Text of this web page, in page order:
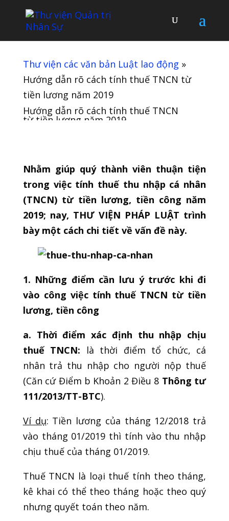
Thư viện các văn bản Luật lao động »
Hướng dẫn rõ cách tính thuế TNCN từ
tiền lương năm 2019
Hướng dẫn rõ cách tính thuế TNCN
từ tiền lương năm 2019
Nhằm giúp quý thành viên thuận tiện
trong việc tính thuế thu nhập cá nhân
(TNCN) từ tiền lương, tiền công năm
2019; nay, THƯ VIỆN PHÁP LUẬT trình
bày một cách chi tiết về vấn đề này.
1. Những điểm cần lưu ý trước khi đi
vào công việc tính thuế TNCN từ tiền
lương, tiền công
a. Thời điểm xác định thu nhập chịu
thuế TNCN: là thời điểm tổ chức, cá
nhân trả thu nhập cho người nộp thuế
(Căn cứ Điểm b Khoản 2 Điều 8 Thông tư
111/2013/TT-BTC).
Ví dụ: Tiền lương của tháng 12/2018 trả
vào tháng 01/2019 thì tính vào thu nhập
chịu thuế của tháng 01/2019.
Thuế TNCN là loại thuế tính theo tháng,
kê khai có thể theo tháng hoặc theo quý
nhưng quyết toán theo năm.